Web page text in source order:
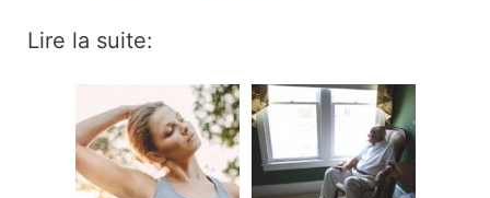
Lire la suite: